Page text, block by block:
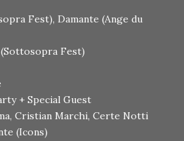
Fest), Damante (Ange du
Fest)
+ Special Guest
Cristian Marchi, Certe Notti
(Icons)